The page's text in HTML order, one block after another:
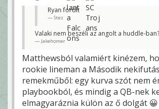
Ryan fordít
Stez
Valaki nem beszéli az angolt a huddle-ban?
Jakehomer
Matthewsból valamiért kinézem,
rookie lineman a Második
remekműből: egy kurva szót nem
playbookból, és mindig a QB-nek
elmagyaráznia külön az ő dolgát 😀